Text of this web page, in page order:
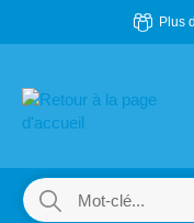
Passer au contenu Plus